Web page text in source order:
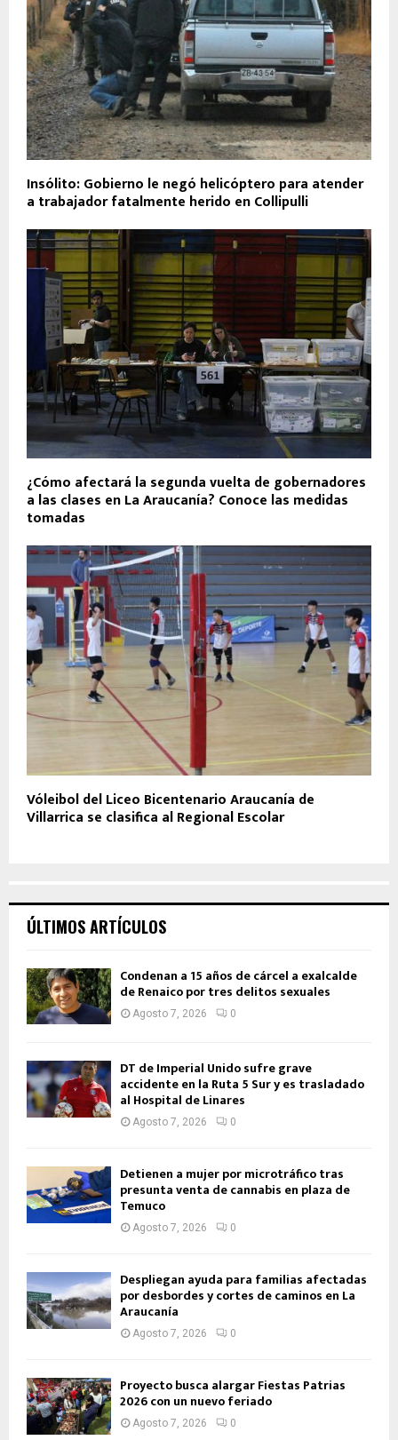
Insólito: Gobierno le negó helicóptero para atender
a trabajador fatalmente herido en Collipulli
¿Cómo afectará la segunda vuelta de gobernadores
a las clases en La Araucanía? Conoce las medidas
tomadas
Vóleibol del Liceo Bicentenario Araucanía de
Villarrica se clasifica al Regional Escolar
ÚLTIMOS ARTÍCULOS
Condenan a 15 años de cárcel a exalcalde
de Renaico por tres delitos sexuales
Agosto 7, 2026 0
DT de Imperial Unido sufre grave
accidente en la Ruta 5 Sur y es trasladado
al Hospital de Linares
Agosto 7, 2026 0
Detienen a mujer por microtráfico tras
presunta venta de cannabis en plaza de
Temuco
Agosto 7, 2026 0
Despliegan ayuda para familias afectadas
por desbordes y cortes de caminos en La
Araucanía
Agosto 7, 2026 0
Proyecto busca alargar Fiestas Patrias
2026 con un nuevo feriado
Agosto 7, 2026 0